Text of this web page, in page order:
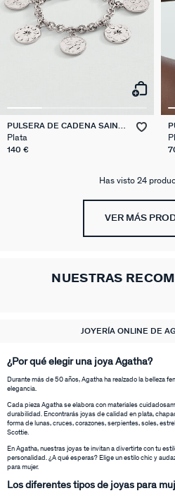
PULSERA DE CADENA SAINT
HONORE
Plata
140 €
Has visto 24
VER MÁS
NUESTRAS
JOYERÍA ONLINE DE
¿Por qué elegir una joya Agatha?
Durante más de 50 años, Agatha ha realzado la belleza
elegancia.
Cada pieza Agatha se elabora con materiales
durabilidad. Encontrarás joyas de calidad en plata,
forma de lunas, cruces, corazones, serpientes, soles,
Scottie.
En Agatha, nuestras joyas te invitan a divertirte con tu
personalidad. ¿A qué esperas? Elige un estilo chic y
para mujer.
Los diferentes tipos de joyas para